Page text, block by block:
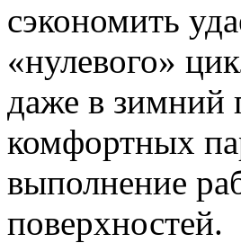
сэкономить
«нулевого»
даже в зимний
комфортных
выполнение
поверхностей.